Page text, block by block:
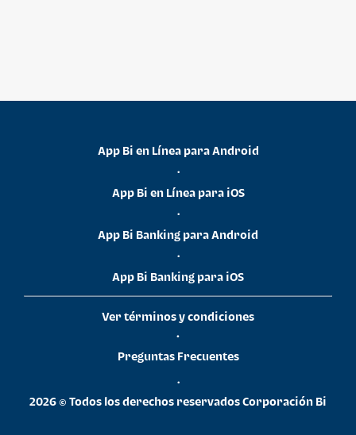
App Bi en Línea para Android
•
App Bi en Línea para iOS
•
App Bi Banking para Android
•
App Bi Banking para iOS
Ver términos y condiciones
•
Preguntas Frecuentes
•
2026 © Todos los derechos reservados Corporación Bi